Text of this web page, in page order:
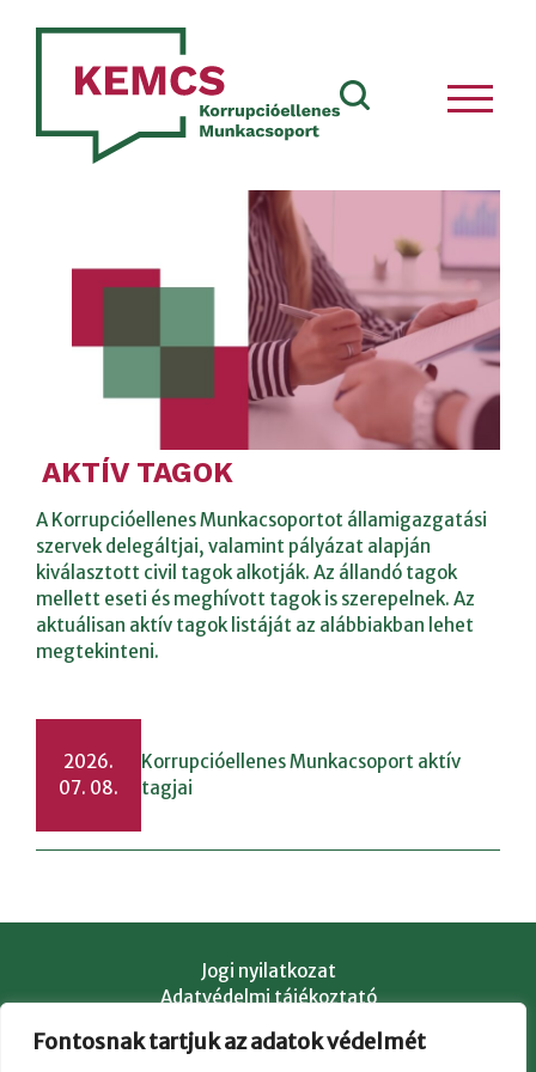
Fontosnak tartjuk az adatok védelmét
AKTÍV TAGOK
A Korrupcióellenes Munkacsoportot államigazgatási
szervek delegáltjai, valamint pályázat alapján
kiválasztott civil tagok alkotják. Az állandó tagok
mellett eseti és meghívott tagok is szerepelnek. Az
aktuálisan aktív tagok listáját az alábbiakban lehet
megtekinteni.
2026.
07. 08.
Korrupcióellenes Munkacsoport aktív
tagjai
Jogi nyilatkozat
Adatvédelmi tájékoztató
Kapcsolat